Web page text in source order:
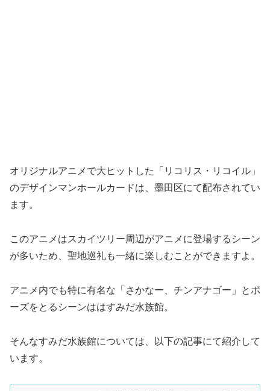
オリジナルアニメで大ヒットした「リコリス・リコイル」
のデザインマンホールカードは、墨田区にて配布されてい
ます。
このアニメはスカイツリー周辺がアニメに登場するシーン
が多いため、聖地巡礼も一緒に楽しむことができますよ。
アニメ内でも特に有名な「さかなー、チンアナゴー」とポ
ーズをとるシーンははすみだ水族館。
そんなすみだ水族館については、以下の記事にて紹介して
います。